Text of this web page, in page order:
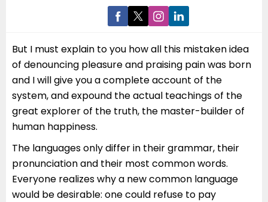
But I must explain to you how all this mistaken idea
of denouncing pleasure and praising pain was born
and I will give you a complete account of the
system, and expound the actual teachings of the
great explorer of the truth, the master-builder of
human happiness.
The languages only differ in their grammar, their
pronunciation and their most common words.
Everyone realizes why a new common language
would be desirable: one could refuse to pay